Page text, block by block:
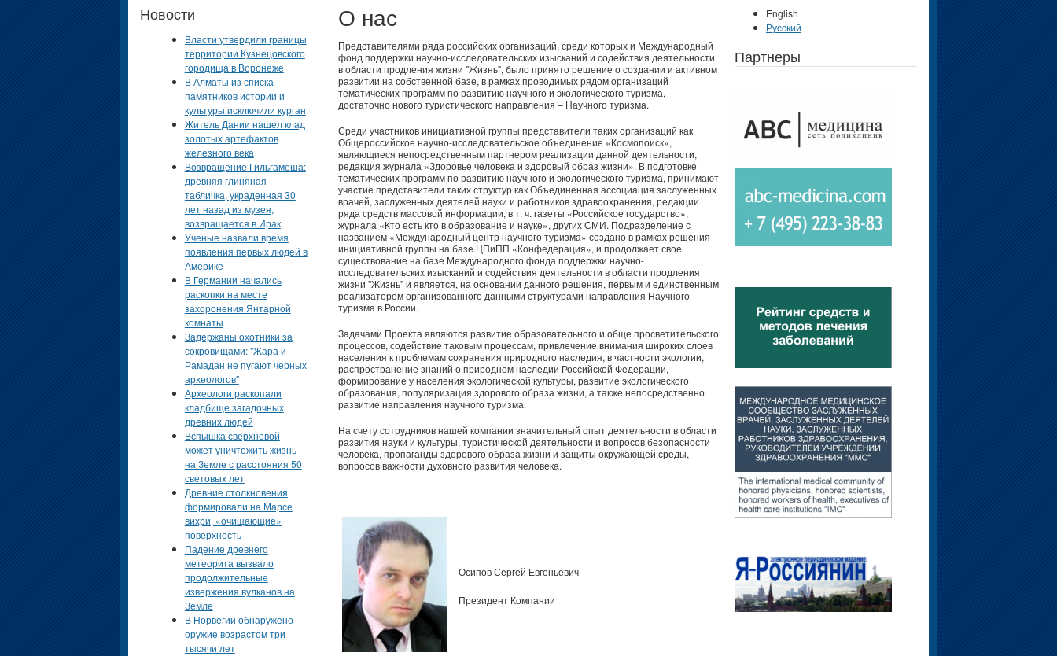
О нас
Представителями ряда российских организаций, среди которых и Международный
фонд поддержки научно-исследовательских изысканий и содействия деятельности
в области продления жизни "Жизнь", было принято решение о создании и активном
развитии на собственной базе, в рамках проводимых рядом организаций
тематических программ по развитию научного и экологического туризма,
достаточно нового туристического направления – Научного туризма.
Среди участников инициативной группы представители таких организаций как
Общероссийское научно-исследовательское объединение «Космопоиск»,
являющиеся непосредственным партнером реализации данной деятельности,
редакция журнала «Здоровье человека и здоровый образ жизни». В подготовке
тематических программ по развитию научного и экологического туризма, принимают
участие представители таких структур как Объединенная ассоциация заслуженных
врачей, заслуженных деятелей науки и работников здравоохранения, редакции
ряда средств массовой информации, в т. ч. газеты «Российское государство»,
журнала «Кто есть кто в образование и науке», других СМИ. Подразделение с
названием «Международный центр научного туризма» создано в рамках решения
инициативной группы на базе ЦПиПП «Конфедерация», и продолжает свое
существование на базе Международного фонда поддержки научно-
исследовательских изысканий и содействия деятельности в области продления
жизни "Жизнь" и является, на основании данного решения, первым и единственным
реализатором организованного данными структурами направления Научного
туризма в России.
Задачами Проекта являются развитие образовательного и обще просветительского
процессов, содействие таковым процессам, привлечение внимания широких слоев
населения к проблемам сохранения природного наследия, в частности экологии,
распространение знаний о природном наследии Российской Федерации,
формирование у населения экологической культуры, развитие экологического
образования, популяризация здорового образа жизни, а также непосредственно
развитие направления научного туризма.
На счету сотрудников нашей компании значительный опыт деятельности в области
развития науки и культуры, туристической деятельности и вопросов безопасности
человека, пропаганды здорового образа жизни и защиты окружающей среды,
вопросов важности духовного развития человека.
Осипов Сергей Евгеньевич
Президент Компании
Новости
Власти утвердили границы
территории Кузнецовского
городища в Воронеже
В Алматы из списка
памятников истории и
культуры исключили курган
Житель Дании нашел клад
золотых артефактов
железного века
Возвращение Гильгамеша:
древняя глиняная
табличка, украденная 30
лет назад из музея,
возвращается в Ирак
Ученые назвали время
появления первых людей в
Америке
В Германии начались
раскопки на месте
захоронения Янтарной
комнаты
Задержаны охотники за
сокровищами: "Жара и
Рамадан не пугают черных
археологов"
Археологи раскопали
кладбище загадочных
древних людей
Вспышка сверхновой
может уничтожить жизнь
на Земле с расстояния 50
световых лет
Древние столкновения
формировали на Марсе
вихри, «очищающие»
поверхность
Падение древнего
метеорита вызвало
продолжительные
извержения вулканов на
Земле
В Норвегии обнаружено
оружие возрастом три
тысячи лет
English
Русский
Партнеры